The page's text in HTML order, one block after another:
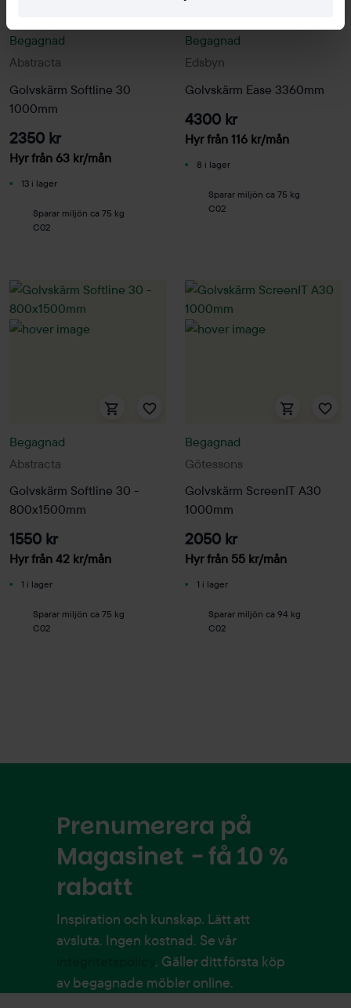
Abstracta
Begagnad
Golvskärm Softline 30
1000mm
2350 kr
Hyr från 63 kr/mån
13 i lager
Sparar miljön ca 75 kg
C02
Edsbyn
Begagnad
Golvskärm Ease 3360mm
4300 kr
Hyr från 116 kr/mån
8 i lager
Sparar miljön ca 75 kg
C02
Abstracta
Begagnad
Golvskärm Softline 30 -
800x1500mm
1550 kr
Hyr från 42 kr/mån
1 i lager
Sparar miljön ca 75 kg
C02
Götessons
Begagnad
Golvskärm ScreenIT A30
1000mm
2050 kr
Hyr från 55 kr/mån
1 i lager
Sparar miljön ca 94 kg
C02
Prenumerera på
Magasinet - få 10 %
rabatt
Inspiration och kunskap. Lätt att
avsluta. Ingen kostnad. Se vår
. Gäller ditt första köp
av begagnade möbler online.